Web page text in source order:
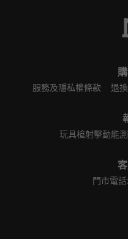
服務及隱私權條款 退
玩具槍射擊動能
門市電